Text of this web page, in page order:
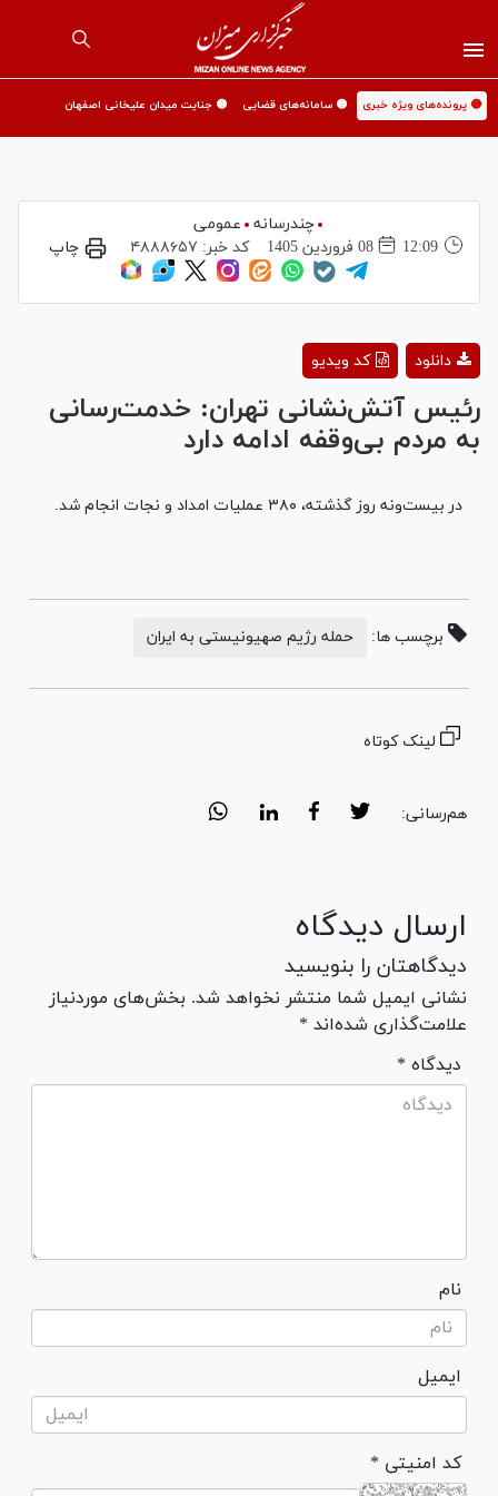
🟡 پرونده‌های ویژه خبری 🟡 سامانه‌های قضایی 🟡 جنایت میدان علیخانی اصفهان
چندرسانه
عمومی
12:09
08 فروردين 1405 کد خبر: ۴۸۸۸۶۵۷ چاپ
Video
کد ویدیو دانلود
رئیس آتش‌نشانی تهران: خدمت‌رسانی
به مردم بی‌وقفه ادامه دارد
در بیست‌ونه روز گذشته، ۳۸۰ عملیات امداد و نجات انجام شد.
برچسب ها: حمله رژیم صهیونیستی به ایران
لینک کوتاه
هم‌رسانی:
ارسال دیدگاه
دیدگاهتان را بنویسید
نشانی ایمیل شما منتشر نخواهد شد. بخش‌های موردنیاز
علامت‌گذاری شده‌اند *
* دیدگاه
نام
ایمیل
* کد امنیتی